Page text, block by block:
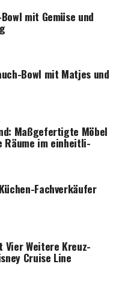
mit Gemü­se und
Bowl mit Mat­jes und
Maß­ge­fer­tig­te Möbel
Räu­me im ein­heit­li­
Fach­ver­käu­fer
Vier Wei­te­re Kreuz­
Crui­se Line